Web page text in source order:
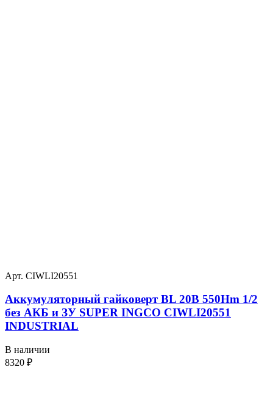
Арт. CIWLI20551
Аккумуляторный гайковерт BL 20В 550Hm 1/2
без АКБ и ЗУ SUPER INGCO CIWLI20551
INDUSTRIAL
В наличии
8320 ₽